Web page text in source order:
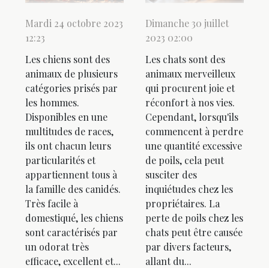
Mardi 24 octobre 2023
12:23
Les chiens sont des
animaux de plusieurs
catégories prisés par
les hommes.
Disponibles en une
multitudes de races,
ils ont chacun leurs
particularités et
appartiennent tous à
la famille des canidés.
Très facile à
domestiqué, les chiens
sont caractérisés par
un odorat très
efficace, excellent et...
Dimanche 30 juillet
2023 02:00
Les chats sont des
animaux merveilleux
qui procurent joie et
réconfort à nos vies.
Cependant, lorsqu'ils
commencent à perdre
une quantité excessive
de poils, cela peut
susciter des
inquiétudes chez les
propriétaires. La
perte de poils chez les
chats peut être causée
par divers facteurs,
allant du...